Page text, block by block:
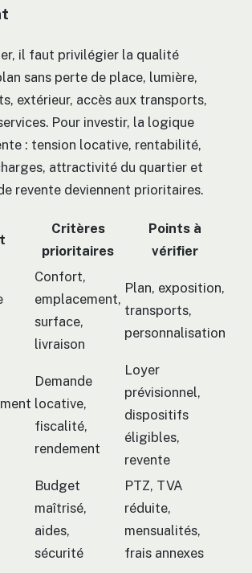
il faut privilégier la qualité
sans perte de place, lumière,
extérieur, accès aux transports,
Pour investir, la logique
: tension locative, rentabilité,
attractivité du quartier et
revente deviennent prioritaires.
Critères
prioritaires
Points à
vérifier
Confort,
emplacement,
surface,
livraison
Plan, exposition,
transports,
personnalisation
Demande
locative,
fiscalité,
rendement
Loyer
prévisionnel,
dispositifs
éligibles,
revente
Budget
maîtrisé,
aides,
sécurité
PTZ, TVA
réduite,
mensualités,
frais annexes